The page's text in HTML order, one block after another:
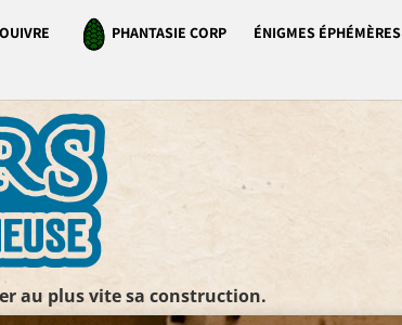
PHANTASIE CORP ÉNIGMES ÉPHÉMÈRES
au plus vite sa construction.